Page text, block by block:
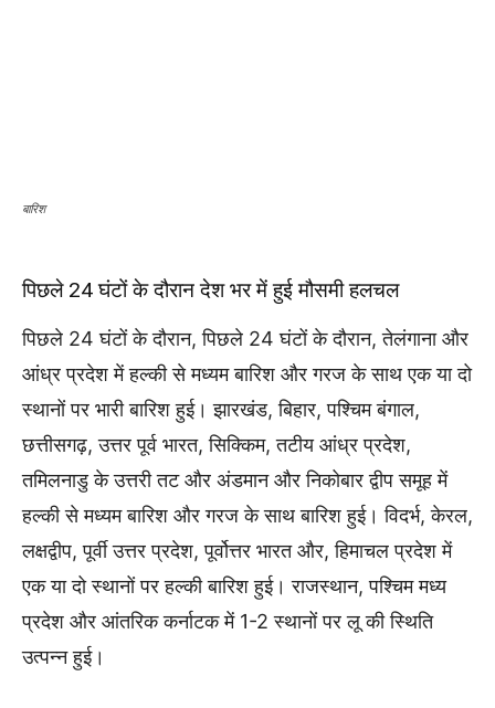
बारिश
पिछले 24 घंटों के दौरान देश भर में हुई मौसमी हलचल
पिछले 24 घंटों के दौरान, पिछले 24 घंटों के दौरान, तेलंगाना और
आंध्र प्रदेश में हल्की से मध्यम बारिश और गरज के साथ एक या दो
स्थानों पर भारी बारिश हुई। झारखंड, बिहार, पश्चिम बंगाल,
छत्तीसगढ़, उत्तर पूर्व भारत, सिक्किम, तटीय आंध्र प्रदेश,
तमिलनाडु के उत्तरी तट और अंडमान और निकोबार द्वीप समूह में
हल्की से मध्यम बारिश और गरज के साथ बारिश हुई। विदर्भ, केरल,
लक्षद्वीप, पूर्वी उत्तर प्रदेश, पूर्वोत्तर भारत और, हिमाचल प्रदेश में
एक या दो स्थानों पर हल्की बारिश हुई। राजस्थान, पश्चिम मध्य
प्रदेश और आंतरिक कर्नाटक में 1-2 स्थानों पर लू की स्थिति
उत्पन्न हुई।